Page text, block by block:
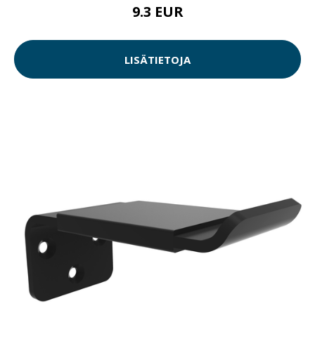
9.3 EUR
LISÄTIETOJA